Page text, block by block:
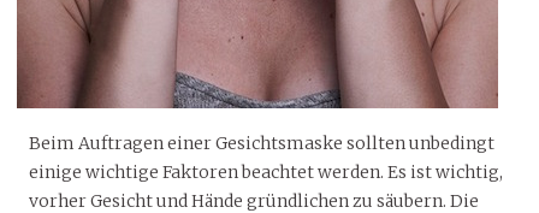
Beim Auftragen einer Gesichtsmaske sollten unbedingt
einige wichtige Faktoren beachtet werden. Es ist wichtig,
vorher Gesicht und Hände gründlichen zu säubern. Die